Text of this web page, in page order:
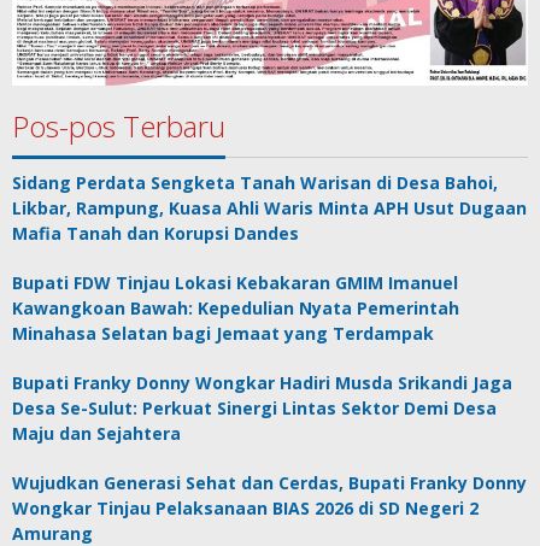
Pos-pos Terbaru
Sidang Perdata Sengketa Tanah Warisan di Desa Bahoi,
Likbar, Rampung, Kuasa Ahli Waris Minta APH Usut Dugaan
Mafia Tanah dan Korupsi Dandes
Bupati FDW Tinjau Lokasi Kebakaran GMIM Imanuel
Kawangkoan Bawah: Kepedulian Nyata Pemerintah
Minahasa Selatan bagi Jemaat yang Terdampak
Bupati Franky Donny Wongkar Hadiri Musda Srikandi Jaga
Desa Se-Sulut: Perkuat Sinergi Lintas Sektor Demi Desa
Maju dan Sejahtera
Wujudkan Generasi Sehat dan Cerdas, Bupati Franky Donny
Wongkar Tinjau Pelaksanaan BIAS 2026 di SD Negeri 2
Amurang